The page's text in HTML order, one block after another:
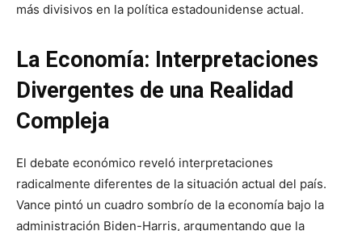
más divisivos en la política estadounidense actual.
La Economía: Interpretaciones
Divergentes de una Realidad
Compleja
El debate económico reveló interpretaciones
radicalmente diferentes de la situación actual del país.
Vance pintó un cuadro sombrío de la economía bajo la
administración Biden-Harris, argumentando que la